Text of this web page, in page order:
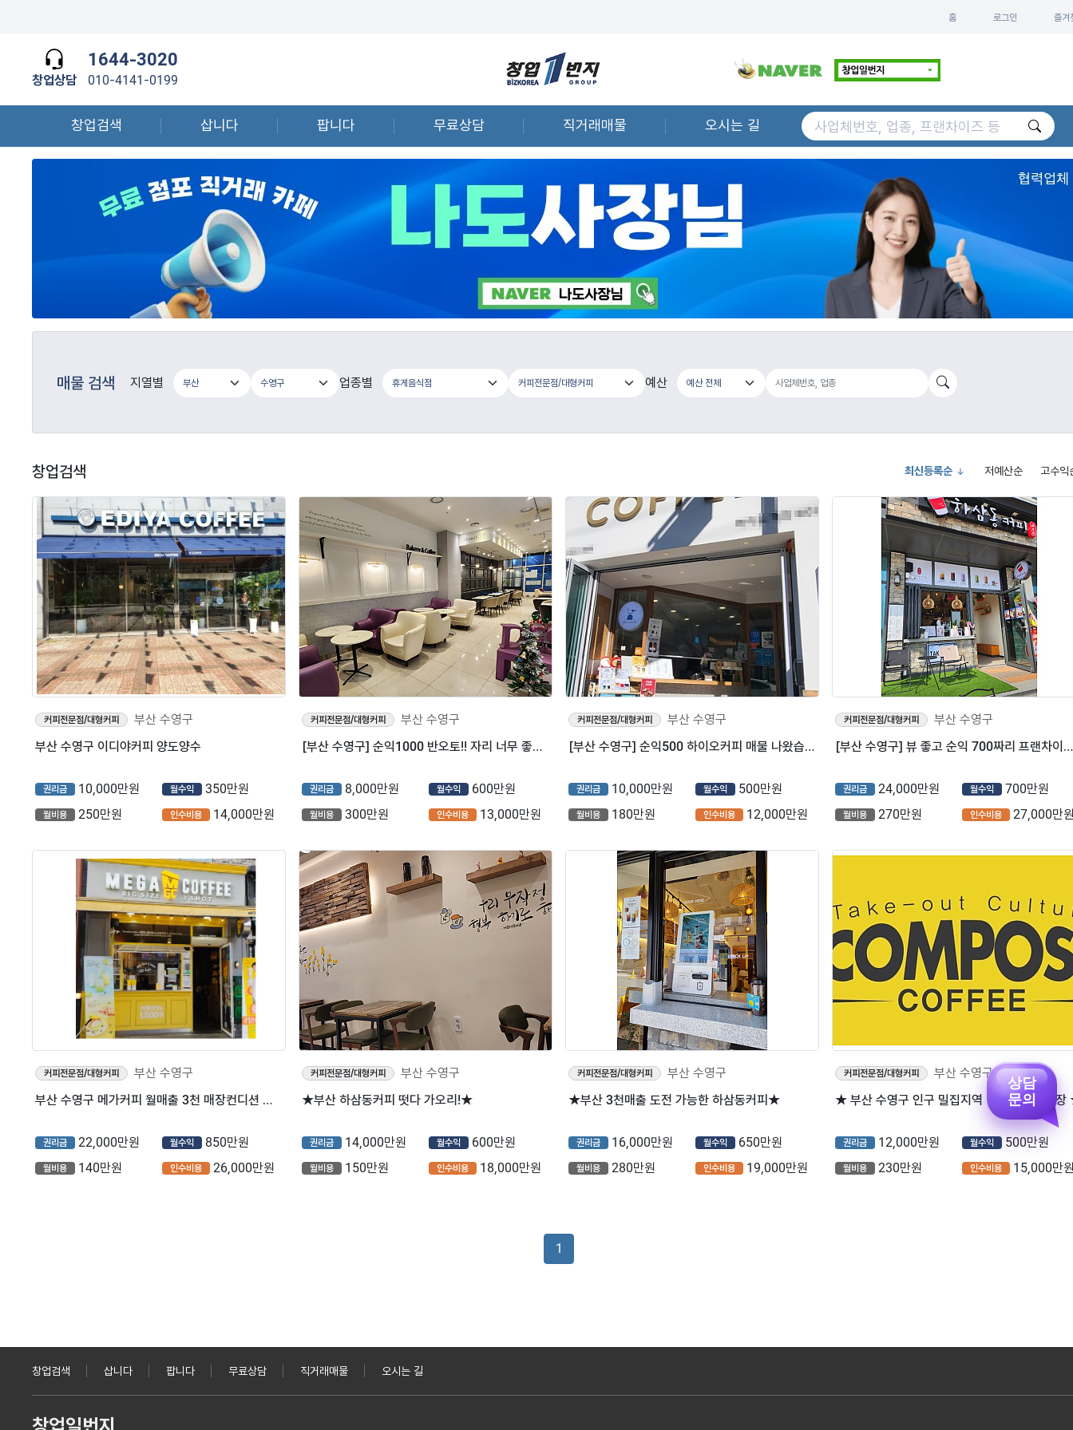
홈 로그인 즐겨
창업상담
1644-3020
010-4141-0199
창업검색 삽니다 팝니다 무료상담 직거래매물 오시는 길
매물 검색 지열별 업종별 예산
창업검색 최신등록순 저예산순 고수익
커피전문점/대형커피
부산 수영구
부산 수영구 이디야커피 양도양수
권리금 10,000만원 월수익 350만원
월비용 250만원 인수비용 14,000만원
커피전문점/대형커피
부산 수영구
[부산 수영구] 순익1000 반오토!! 자리 너무 좋은 디저트39 매물입니다
권리금 8,000만원 월수익 600만원
월비용 300만원 인수비용 13,000만원
커피전문점/대형커피
부산 수영구
[부산 수영구] 순익500 하이오커피 매물 나왔습니다! 일단 보러가시죠!
권리금 10,000만원 월수익 500만원
월비용 180만원 인수비용 12,000만원
커피전문점/대형커피
부산 수영구
[부산 수영구] 뷰 좋고 순익 700짜리 프랜차이즈 카페 매물입니다
권리금 24,000만원 월수익 700만원
월비용 270만원 인수비용 27,000만
커피전문점/대형커피
부산 수영구
부산 수영구 메가커피 월매출 3천 매장컨디션 좋은 매장입니다
권리금 22,000만원 월수익 850만원
월비용 140만원 인수비용 26,000만원
커피전문점/대형커피
부산 수영구
★부산 하삼동커피 떳다 가오리!★
권리금 14,000만원 월수익 600만원
월비용 150만원 인수비용 18,000만원
커피전문점/대형커피
부산 수영구
★부산 3천매출 도전 가능한 하삼동커피★
권리금 16,000만원 월수익 650만원
월비용 280만원 인수비용 19,000만원
커피전문점/대형커피
부산 수영구
★ 부산 수영구 인구 밀집지역 1등 컴포즈 매
권리금 12,000만원 월수익 500만원
월비용 230만원 인수비용 15,000만
1
창업검색 삽니다 팝니다 무료상담 직거래매물 오시는 길
상담
문의